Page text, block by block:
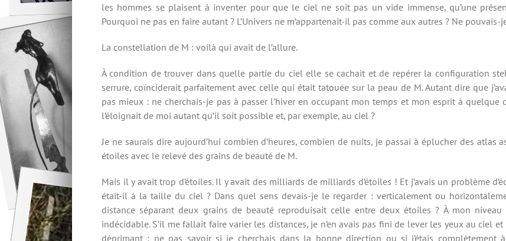
les hommes se plaisent à inventer pour que le ciel ne soit pas un vide immense, qu’une
Pourquoi ne pas en faire autant ? L’Univers ne m’appartenait-il pas comme aux autres ? Ne
La constellation de M : voilà qui avait de l’allure.
À condition de trouver dans quelle partie du ciel elle se cachait et de repérer la configuration
serrure, coïnciderait parfaitement avec celle qui était tatouée sur la peau de M. Autant dire que
pas mieux : ne cherchais-je pas à passer l’hiver en occupant mon temps et mon esprit à
l’éloignait de moi autant qu’il soit possible et, par exemple, au ciel ?
Je ne saurais dire aujourd’hui combien d’heures, combien de nuits, je passai à éplucher des
étoiles avec le relevé des grains de beauté de M.
Mais il y avait trop d’étoiles. Il y avait des milliards de milliards d’étoiles ! Et j’avais un problème
était-il à la taille du ciel ? Dans quel sens devais-je le regarder : verticalement ou
distance séparant deux grains de beauté reproduisait celle entre deux étoiles ? À mon niveau
indécidable. S’il me fallait faire varier les distances, je n’en avais pas fini de lever les yeux au ciel
déprimant : ne pas savoir si je cherchais dans la bonne direction ou si j’étais complètement à